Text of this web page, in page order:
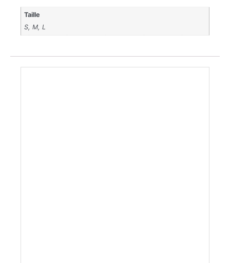
Taille
S, M, L